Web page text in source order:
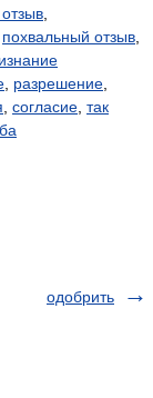
похвальный отзыв
разрешение
согласие так
одобрить